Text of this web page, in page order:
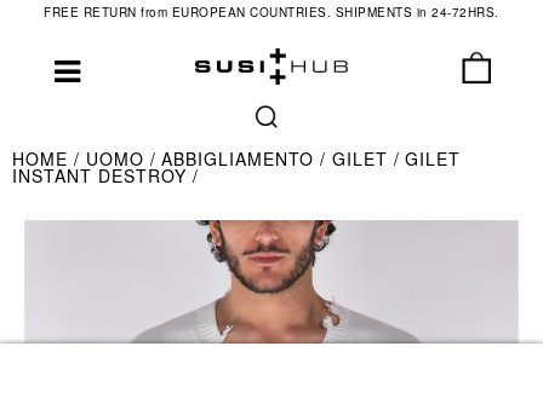
FREE RETURN from EUROPEAN COUNTRIES. SHIPMENTS in 24-72HRS.
HOME UOMO ABBIGLIAMENTO GILET GILET
INSTANT DESTROY